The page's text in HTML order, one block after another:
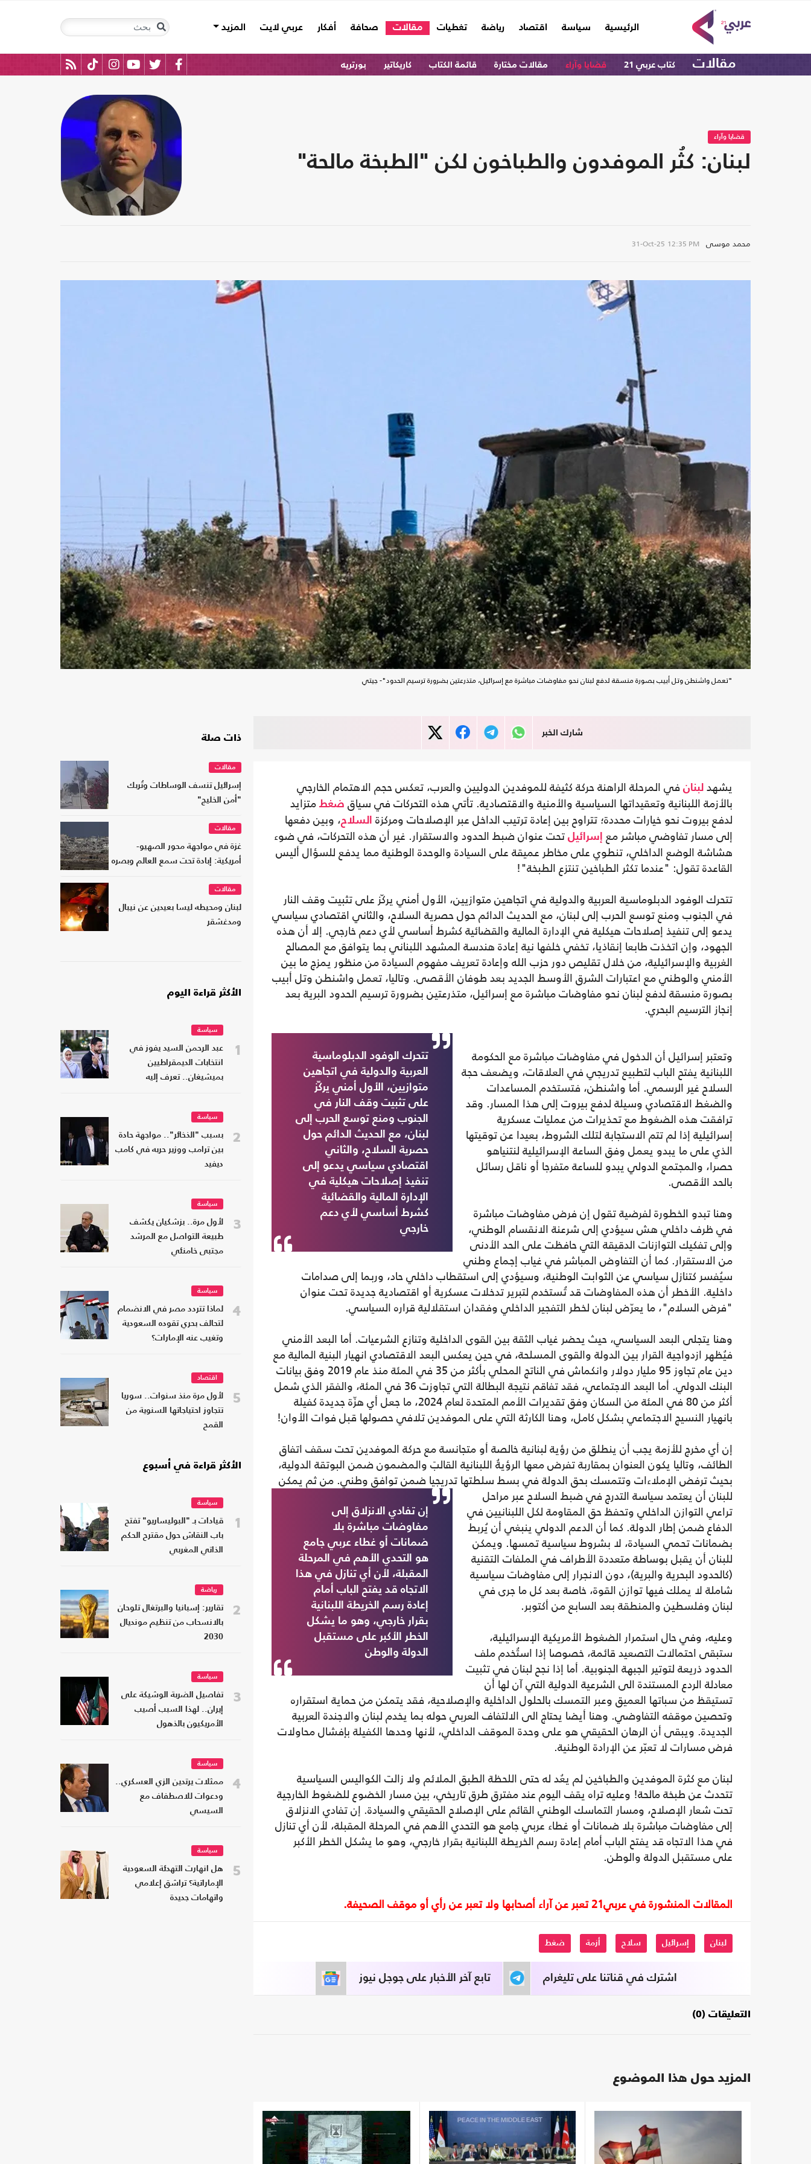
الرئيسية
(current) سياسة اقتصاد رياضة تغطيات مقالات صحافة أفكار عربي لايت المزيد
مقالات كتاب عربي 21 قضايا وآراء مقالات مختارة قائمة الكتاب كاريكاتير بورتريه
قضايا وآراء
لبنان: كثُر الموفدون والطباخون لكن "الطبخة مالحة"
محمد موسى 31-Oct-25 12:35 PM
"تعمل واشنطن وتل أبيب بصورة منسقة لدفع لبنان نحو مفاوضات مباشرة مع إسرائيل، متذرعتين بضرورة ترسيم الحدود"- جيتي
شارك الخبر
يشهد لبنان في المرحلة الراهنة حركة كثيفة للموفدين الدوليين والعرب، تعكس حجم الاهتمام الخارجي
بالأزمة اللبنانية وتعقيداتها السياسية والأمنية والاقتصادية. تأتي هذه التحركات في سياق ضغط متزايد
لدفع بيروت نحو خيارات محددة؛ تتراوح بين إعادة ترتيب الداخل عبر الإصلاحات ومركزة
السلاح، وبين دفعها
إلى مسار تفاوضي مباشر مع
إسرائيل تحت عنوان ضبط الحدود والاستقرار. غير أن هذه التحركات، في ضوء
هشاشة الوضع الداخلي، تنطوي على مخاطر عميقة على السيادة والوحدة الوطنية مما يدفع للسؤال أليس
القاعدة تقول: "عندما تكثر الطباخين تنتزع الطبخة"!
تتحرك الوفود الدبلوماسية العربية والدولية في اتجاهين متوازيين، الأول أمني يركّز على تثبيت وقف النار
في الجنوب ومنع توسع الحرب إلى لبنان، مع الحديث الدائم حول حصرية السلاح، والثاني اقتصادي سياسي
يدعو إلى تنفيذ إصلاحات هيكلية في الإدارة المالية والقضائية كشرط أساسي لأي دعم خارجي. إلا أن هذه
الجهود، وإن اتخذت طابعا إنقاذيا، تخفي خلفها نية إعادة هندسة المشهد اللبناني بما يتوافق مع المصالح
الغربية والإسرائيلية، من خلال تقليص دور حزب الله وإعادة تعريف مفهوم السيادة من منظور يمزج ما بين
الأمني والوطني مع اعتبارات الشرق الأوسط الجديد بعد طوفان الأقصى. وتاليا، تعمل واشنطن وتل أبيب
بصورة منسقة لدفع لبنان نحو مفاوضات مباشرة مع إسرائيل، متذرعتين بضرورة ترسيم الحدود البرية بعد
إنجاز الترسيم البحري.
تتحرك الوفود الدبلوماسية
العربية والدولية في اتجاهين
متوازيين، الأول أمني يركّز
على تثبيت وقف النار في
الجنوب ومنع توسع الحرب إلى
لبنان، مع الحديث الدائم حول
حصرية السلاح، والثاني
اقتصادي سياسي يدعو إلى
تنفيذ إصلاحات هيكلية في
الإدارة المالية والقضائية
كشرط أساسي لأي دعم
خارجي
وتعتبر إسرائيل أن الدخول في مفاوضات مباشرة مع الحكومة
اللبنانية يفتح الباب لتطبيع تدريجي في العلاقات، ويضعف حجة
السلاح غير الرسمي. أما واشنطن، فتستخدم المساعدات
والضغط الاقتصادي وسيلة لدفع بيروت إلى هذا المسار. وقد
ترافقت هذه الضغوط مع تحذيرات من عمليات عسكرية
إسرائيلية إذا لم تتم الاستجابة لتلك الشروط، بعيدا عن توقيتها
الذي على ما يبدو يعمل وفق الساعة الإسرائيلية لنتنياهو
حصرا، والمجتمع الدولي يبدو للساعة متفرجا أو ناقل رسائل
بالحد الأقصى.
وهنا تبدو الخطورة لفرضية تقول إن فرض مفاوضات مباشرة
في ظرف داخلي هش سيؤدي إلى شرعنة الانقسام الوطني،
وإلى تفكيك التوازنات الدقيقة التي حافظت على الحد الأدنى
من الاستقرار. كما أن التفاوض المباشر في غياب إجماع وطني
سيُفسر كتنازل سياسي عن الثوابت الوطنية، وسيؤدي إلى استقطاب داخلي حاد، وربما إلى صدامات
داخلية. الأخطر أن هذه المفاوضات قد تُستخدم لتبرير تدخلات عسكرية أو اقتصادية جديدة تحت عنوان
"فرض السلام"، ما يعرّض لبنان لخطر التفجير الداخلي وفقدان استقلالية قراره السياسي.
وهنا يتجلى البعد السياسي، حيث يحضر غياب الثقة بين القوى الداخلية وتنازع الشرعيات. أما البعد الأمني
فيُظهر ازدواجية القرار بين الدولة والقوى المسلحة، في حين يعكس البعد الاقتصادي انهيار البنية المالية مع
دين عام تجاوز 95 مليار دولار وانكماش في الناتج المحلي بأكثر من 35 في المئة منذ عام 2019 وفق بيانات
البنك الدولي. أما البعد الاجتماعي، فقد تفاقم نتيجة البطالة التي تجاوزت 36 في المئة، والفقر الذي شمل
أكثر من 80 في المئة من السكان وفق تقديرات الأمم المتحدة لعام 2024، ما جعل أي هزّة جديدة كفيلة
بانهيار النسيج الاجتماعي بشكل كامل، وهنا الكارثة التي على الموفدين تلافي حصولها قبل فوات الأوان!
إن أي مخرج للأزمة يجب أن ينطلق من رؤية لبنانية خالصة أو متجانسة مع حركة الموفدين تحت سقف اتفاق
الطائف، وتاليا يكون العنوان بمقاربة تفرض معها الرؤيةُ اللبنانية القالبَ والمضمون ضمن البوتقة الدولية،
بحيث ترفض الإملاءات وتتمسك بحق الدولة في بسط سلطتها تدريجيا ضمن توافق وطني.
إن تفادي الانزلاق إلى
مفاوضات مباشرة بلا
ضمانات أو غطاء عربي جامع
هو التحدي الأهم في المرحلة
المقبلة، لأن أي تنازل في هذا
الاتجاه قد يفتح الباب أمام
إعادة رسم الخريطة اللبنانية
بقرار خارجي، وهو ما يشكل
الخطر الأكبر على مستقبل
الدولة والوطن
من ثم يمكن
للبنان أن يعتمد سياسة التدرج في ضبط السلاح عبر مراحل
تراعي التوازن الداخلي وتحفظ حق المقاومة لكل اللبنانيين في
الدفاع ضمن إطار الدولة. كما أن الدعم الدولي ينبغي أن يُربط
بضمانات تحمي السيادة، لا بشروط سياسية تمسها. ويمكن
للبنان أن يقبل بوساطة متعددة الأطراف في الملفات التقنية
(كالحدود البحرية والبرية)، دون الانجرار إلى مفاوضات سياسية
شاملة لا يملك فيها توازن القوة، خاصة بعد كل ما جرى في
لبنان وفلسطين والمنطقة بعد السابع من أكتوبر.
وعليه، وفي حال استمرار الضغوط الأمريكية الإسرائيلية،
ستبقى احتمالات التصعيد قائمة، خصوصا إذا استُخدم ملف
الحدود ذريعة لتوتير الجبهة الجنوبية. أما إذا نجح لبنان في تثبيت
معادلة الردع المستندة الى الشرعية الدولية التي آن لها أن
تستيقظ من سباتها العميق وعبر التمسك بالحلول الداخلية والإصلاحية، فقد يتمكن من حماية استقراره
وتحصين موقفه التفاوضي. وهنا أيضا يحتاج الى الالتفاف العربي حوله بما يخدم لبنان والاجندة العربية
الجديدة. ويبقى أن الرهان الحقيقي هو على وحدة الموقف الداخلي، لأنها وحدها الكفيلة بإفشال محاولات
فرض مسارات لا تعبّر عن الإرادة الوطنية.
لبنان مع كثرة الموفدين والطباخين لم يعُد له حتى اللحظة الطبق الملائم ولا زالت الكواليس السياسية
تتحدث عن طبخة مالحة! وعليه تراه يقف اليوم عند مفترق طرق تاريخي، بين مسار الخضوع للضغوط الخارجية
تحت شعار الإصلاح، ومسار التماسك الوطني القائم على الإصلاح الحقيقي والسيادة. إن تفادي الانزلاق
إلى مفاوضات مباشرة بلا ضمانات أو غطاء عربي جامع هو التحدي الأهم في المرحلة المقبلة، لأن أي تنازل
في هذا الاتجاه قد يفتح الباب أمام إعادة رسم الخريطة اللبنانية بقرار خارجي، وهو ما يشكل الخطر الأكبر
على مستقبل الدولة والوطن.
المقالات المنشورة في عربي21 تعبر عن آراء أصحابها ولا تعبر عن رأي أو موقف الصحيفة.
لبنان إسرائيل سلاح أزمة ضغط
تابع آخر الأخبار على جوجل نيوز اشترك في قناتنا على تليغرام
التعليقات (0)
المزيد حول هذا الموضوع
ذات صلة
مقالات
إسرائيل تنسف الوساطات وتُربك
"أمن الخليج"
مقالات
غزة في مواجهة محور الصهيو-
أمريكية: إبادة تحت سمع العالم وبصره
مقالات
لبنان ومحيطه ليسا بعيدين عن نيبال
ومدغشقر
الأكثر قراءة اليوم
1
سياسة
عبد الرحمن السيد يفوز في
انتخابات الديمقراطيين
بميشيغان.. تعرف إليه
2
سياسة
بسبب "الذخائر".. مواجهة حادة
بين ترامب ووزير حربه في كامب
ديفيد
3
سياسة
لأول مرة.. بزشكيان يكشف
طبيعة التواصل مع المرشد
مجتبى خامنئي
4
سياسة
لماذا تتردد مصر في الانضمام
لتحالف بحري تقوده السعودية
وتغيب عنه الإمارات؟
5
اقتصاد
لأول مرة منذ سنوات.. سوريا
تتجاوز احتياجاتها السنوية من
القمح
الأكثر قراءة في أسبوع
1
سياسة
قيادات بـ "البوليساريو" تفتح
باب النقاش حول مقترح الحكم
الذاتي المغربي
2
رياضة
تقارير: إسبانيا والبرتغال تلوحان
بالانسحاب من تنظيم مونديال
2030
3
سياسة
تفاصيل الضربة الوشيكة على
إيران.. لهذا السبب أصيب
الأمريكيون بالذهول
4
سياسة
ممثلات يرتدين الزي العسكري..
ودعوات للاصطفاف مع
السيسي
5
سياسة
هل انهارت التهدئة السعودية
الإماراتية؟ تراشق إعلامي
واتهامات جديدة